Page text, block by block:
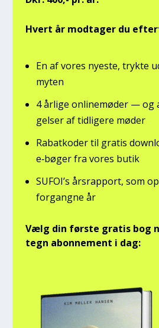
Hvert år mod­ta­ger du
En af vores nye­ste, tryk­te
myten
4 årli­ge onli­ne­mø­der — og
gel­ser af tid­li­ge­re møder
Rabat­ko­der til gra­tis
e‑bøger fra vores butik
SUFOI’s års­rap­port, som
for­gang­ne år
Vælg din før­ste gra­tis bog
tegn abon­ne­ment i dag: